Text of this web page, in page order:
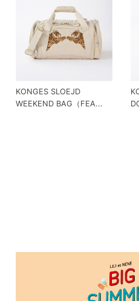
KONGES SLOEJD
WEEKEND BAG（FEA...